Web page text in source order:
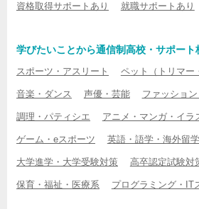
資格取得サポートあり 就職サポートあり
学びたいことから通信制高校・サポート
スポーツ・アスリート ペット（トリマー
音楽・ダンス 声優・芸能 ファッショ
調理・パティシエ アニメ・マンガ・イラ
ゲーム・eスポーツ 英語・語学・海外留学
大学進学・大学受験対策 高卒認定試験対
保育・福祉・医療系 プログラミング・IT